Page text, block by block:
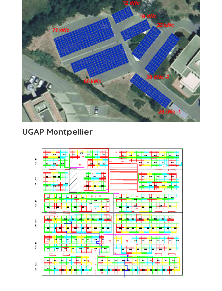
UGAP Montpellier